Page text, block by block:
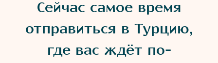
Сейчас самое время
отправиться в Турцию,
где вас ждёт по-